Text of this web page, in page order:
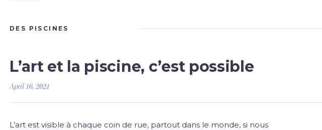
DES PISCINES
L’art et la piscine, c’est possible
April 16, 2021
L’art est visible à chaque coin de rue, partout dans le monde, si nous